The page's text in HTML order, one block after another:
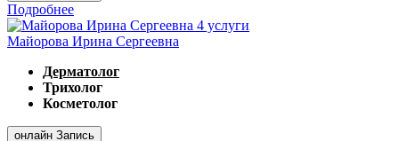
Подробнее
4 услуги
Майорова Ирина Сергеевна
Дерматолог
Трихолог
Косметолог
онлайн Запись